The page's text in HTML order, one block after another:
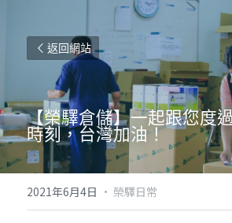
返回網站
【榮驛倉儲】一起跟您度
時刻，台灣加油！
2021年6月4日 · 榮驛日常